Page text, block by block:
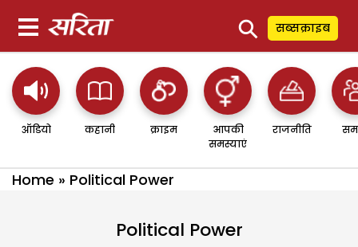
⚲ सब्सक्राइब
ऑडियो कहानी क्राइम
आपकी
समस्याएं
राजनीति
Home » Political Power
Political Power